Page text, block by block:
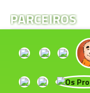
PARCEIROS